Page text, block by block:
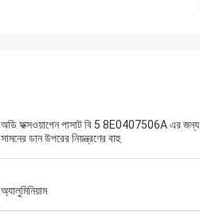
অডি ফক্সওয়াগেন পাসাট বি 5 8E0407506A এর জন্য
সামনের ডান উপরের নিয়ন্ত্রণের বাহু
অ্যালুমিনিয়াম